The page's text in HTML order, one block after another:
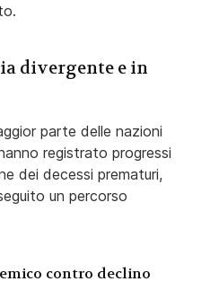
divergente e in
parte delle nazioni
registrato progressi
dei decessi prematuri,
un percorso
contro declino